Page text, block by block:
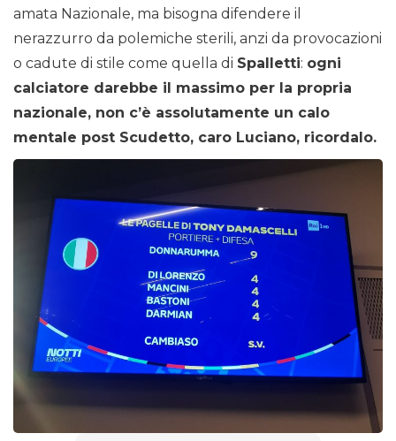
amata Nazionale, ma bisogna difendere il
nerazzurro da polemiche sterili, anzi da provocazioni
o cadute di stile come quella di Spalletti: ogni
calciatore darebbe il massimo per la propria
nazionale, non c’è assolutamente un calo
mentale post Scudetto, caro Luciano, ricordalo.